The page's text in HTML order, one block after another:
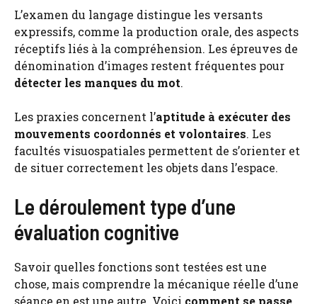
L’examen du langage distingue les versants
expressifs, comme la production orale, des aspects
réceptifs liés à la compréhension. Les épreuves de
dénomination d’images restent fréquentes pour
détecter les manques du mot.
Les praxies concernent l’aptitude à exécuter des
mouvements coordonnés et volontaires. Les
facultés visuospatiales permettent de s’orienter et
de situer correctement les objets dans l’espace.
Le déroulement type d’une
évaluation cognitive
Savoir quelles fonctions sont testées est une
chose, mais comprendre la mécanique réelle d’une
séance en est une autre. Voici comment se passe